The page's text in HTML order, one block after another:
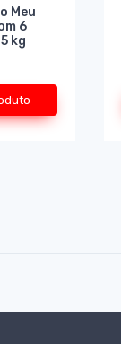
Meu
6
kg